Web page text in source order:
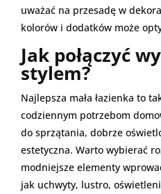
uważać na przesadę w
kolorów i dodatków może
Jak połączyć
stylem?
Najlepsza mała łazienka to
codziennym potrzebom
do sprzątania, dobrze
estetyczna. Warto wybierać
modniejsze elementy
jak uchwyty, lustro,